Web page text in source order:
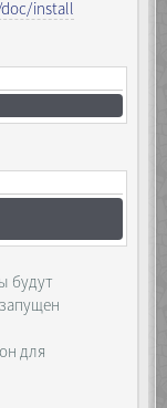
install
будут
для